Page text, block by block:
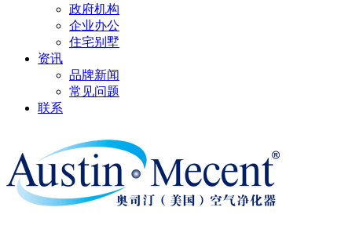
政府机构
企业办公
住宅别墅
资讯
品牌新闻
常见问题
联系